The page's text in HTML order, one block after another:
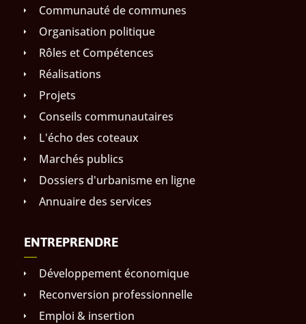
Communauté de communes
Organisation politique
Rôles et Compétences
Réalisations
Projets
Conseils communautaires
L'écho des coteaux
Marchés publics
Dossiers d'urbanisme en ligne
Annuaire des services
ENTREPRENDRE
Développement économique
Reconversion professionnelle
Emploi & insertion